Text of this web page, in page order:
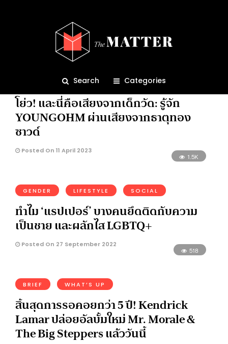
Search Categories
rapper
ENTERTAINMENT MUSIC
โย่ว! และนี่คือเสียงจากเด็กวัด: รู้จัก
YOUNGOHM ผ่านเสียงจากธาตุทอง
ซาวด์
Posted On 11 April 2023
1.5K
GENDER LIFESTYLE SOCIAL
ทำไม ‘แรปเปอร์’ บางคนยึดติดกับความ
เป็นชาย และผลักไส LGBTQ+
Posted On 27 September 2022
518
BRIEF WHAT’S UP
สิ้นสุดการรอคอยกว่า 5 ปี! Kendrick
Lamar ปล่อยอัลบั้มใหม่ Mr. Morale &
The Big Steppers แล้ววันนี้